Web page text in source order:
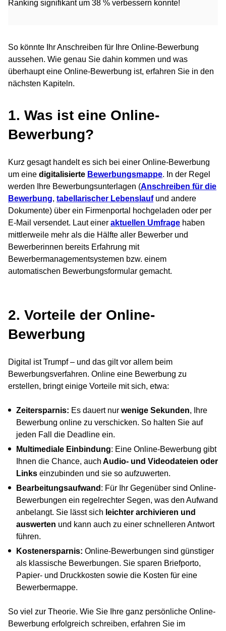
Ranking signifikant um 38 % verbessern konnte!
So könnte Ihr Anschreiben für Ihre Online-Bewerbung
aussehen. Wie genau Sie dahin kommen und was
überhaupt eine Online-Bewerbung ist, erfahren Sie in den
nächsten Kapiteln.
1. Was ist eine Online-
Bewerbung?
Kurz gesagt handelt es sich bei einer Online-Bewerbung
um eine digitalisierte Bewerbungsmappe. In der Regel
werden Ihre Bewerbungsunterlagen (Anschreiben für die
Bewerbung, tabellarischer Lebenslaufund andere
Dokumente) über ein Firmenportal hochgeladen oder per
E-Mail versendet. Laut einer aktuellen Umfrage haben
mittlerweile mehr als die Hälfte aller Bewerber und
Bewerberinnen bereits Erfahrung mit
Bewerbermanagementsystemen bzw. einem
automatischen Bewerbungsformular gemacht.
2. Vorteile der Online-
Bewerbung
Digital ist Trumpf – und das gilt vor allem beim
Bewerbungsverfahren. Online eine Bewerbung zu
erstellen, bringt einige Vorteile mit sich, etwa:
Zeitersparnis: Es dauert nur wenige Sekunden, Ihre
Bewerbung online zu verschicken. So halten Sie auf
jeden Fall die Deadline ein.
Multimediale Einbindung: Eine Online-Bewerbung gibt
Ihnen die Chance, auch Audio- und Videodateien oder
Links einzubinden und sie so aufzuwerten.
Bearbeitungsaufwand : Für Ihr Gegenüber sind Online-
Bewerbungen ein regelrechter Segen, was den Aufwand
anbelangt. Sie lässt sich leichter archivieren und
auswerten und kann auch zu einer schnelleren Antwort
führen.
Kostenersparnis: Online-Bewerbungen sind günstiger
als klassische Bewerbungen. Sie sparen Briefporto,
Papier- und Druckkosten sowie die Kosten für eine
Bewerbermappe.
So viel zur Theorie. Wie Sie Ihre ganz persönliche Online-
Bewerbung erfolgreich schreiben, erfahren Sie im